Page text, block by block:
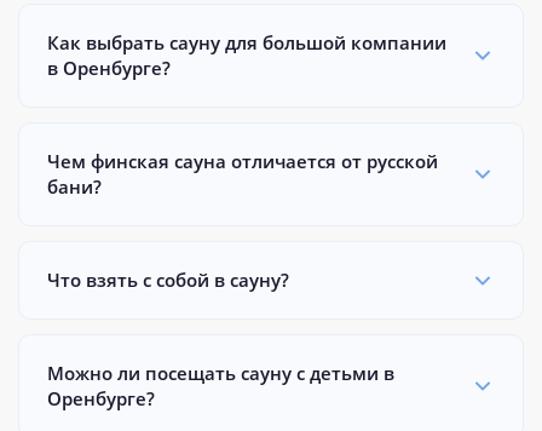
Как выбрать сауну для большой компании
в Оренбурге?
Чем финская сауна отличается от русской
бани?
Что взять с собой в сауну?
Можно ли посещать сауну с детьми в
Оренбурге?